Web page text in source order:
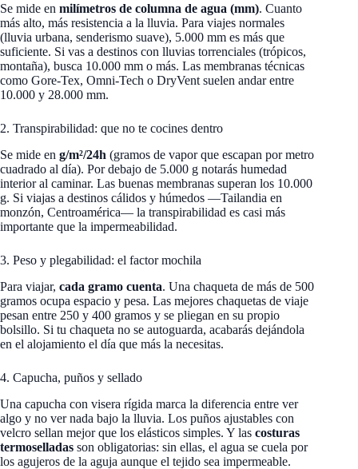
Se mide en milímetros de columna de agua (mm). Cuanto
más alto, más resistencia a la lluvia. Para viajes normales
(lluvia urbana, senderismo suave), 5.000 mm es más que
suficiente. Si vas a destinos con lluvias torrenciales (trópicos,
montaña), busca 10.000 mm o más. Las membranas técnicas
como Gore-Tex, Omni-Tech o DryVent suelen andar entre
10.000 y 28.000 mm.
2. Transpirabilidad: que no te cocines dentro
Se mide en g/m²/24h (gramos de vapor que escapan por metro
cuadrado al día). Por debajo de 5.000 g notarás humedad
interior al caminar. Las buenas membranas superan los 10.000
g. Si viajas a destinos cálidos y húmedos —Tailandia en
monzón, Centroamérica— la transpirabilidad es casi más
importante que la impermeabilidad.
3. Peso y plegabilidad: el factor mochila
Para viajar, cada gramo cuenta. Una chaqueta de más de 500
gramos ocupa espacio y pesa. Las mejores chaquetas de viaje
pesan entre 250 y 400 gramos y se pliegan en su propio
bolsillo. Si tu chaqueta no se autoguarda, acabarás dejándola
en el alojamiento el día que más la necesitas.
4. Capucha, puños y sellado
Una capucha con visera rígida marca la diferencia entre ver
algo y no ver nada bajo la lluvia. Los puños ajustables con
velcro sellan mejor que los elásticos simples. Y las costuras
termoselladas son obligatorias: sin ellas, el agua se cuela por
los agujeros de la aguja aunque el tejido sea impermeable.